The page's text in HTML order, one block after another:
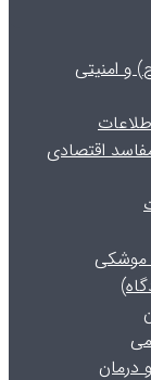
و امنیتی
اقتصادی
موشکی
درمان